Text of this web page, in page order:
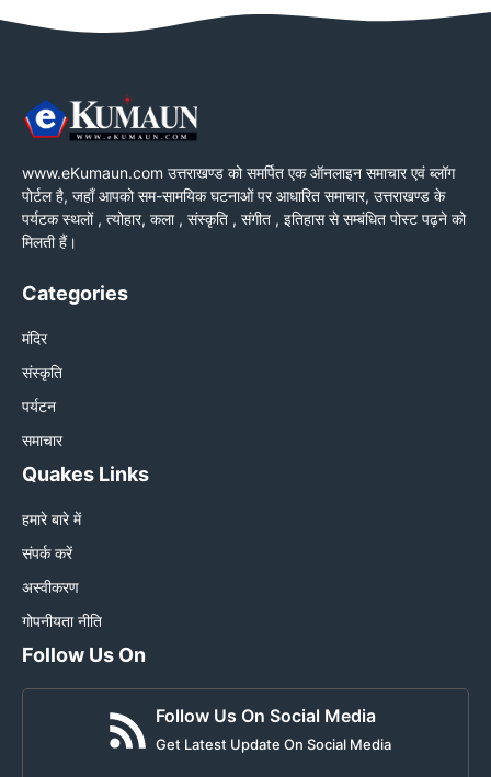
www.eKumaun.com उत्तराखण्ड को समर्पित एक ऑनलाइन समाचार एवं ब्लॉग
पोर्टल है, जहाँ आपको सम-सामयिक घटनाओं पर आधारित समाचार, उत्तराखण्ड के
पर्यटक स्थलों , त्योहार, कला , संस्कृति , संगीत , इतिहास से सम्बंधित पोस्ट पढ़ने को
मिलती हैं।
Categories
मंदिर
संस्कृति
पर्यटन
समाचार
Quakes Links
हमारे बारे में
संपर्क करें
अस्वीकरण
गोपनीयता नीति
Follow Us On
Follow Us On Social Media
Get Latest Update On Social Media